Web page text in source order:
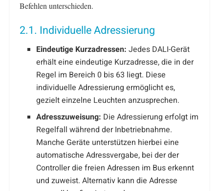
Befehlen unterschieden.
2.1. Individuelle Adressierung
Eindeutige Kurzadressen: Jedes DALI-Gerät
erhält eine eindeutige Kurzadresse, die in der
Regel im Bereich 0 bis 63 liegt. Diese
individuelle Adressierung ermöglicht es,
gezielt einzelne Leuchten anzusprechen.
Adresszuweisung: Die Adressierung erfolgt im
Regelfall während der Inbetriebnahme.
Manche Geräte unterstützen hierbei eine
automatische Adressvergabe, bei der der
Controller die freien Adressen im Bus erkennt
und zuweist. Alternativ kann die Adresse